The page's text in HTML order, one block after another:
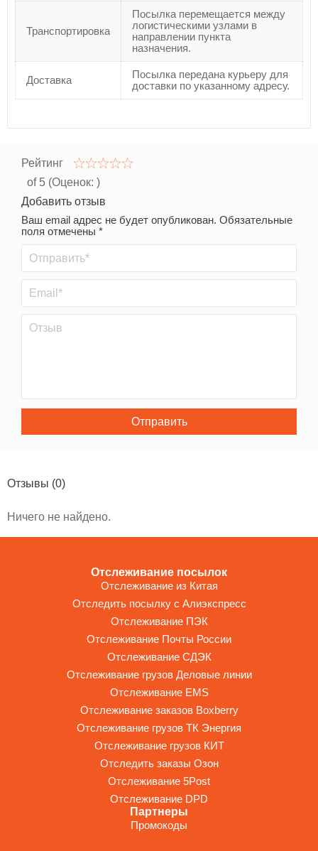
Транспортировка
Посылка перемещается между
логистическими узлами в
направлении пункта
назначения.
Доставка
Посылка передана курьеру для
доставки по указанному адресу.
Рейтинг
of 5 (Оценок: )
Добавить отзыв
Ваш email адрес не будет опубликован. Обязательные
поля отмечены *
Отправить
Отзывы (0)
Ничего не найдено.
Отслеживание посылок
Отслеживание из Китая
Отследить посылку с Алиэкспресс
Отслеживание ПЭК
Отслеживание Почты России
Отслеживание СДЭК
Отслеживание грузов Деловые линии
Отслеживание EMS
Отслеживание заказов Boxberry
Отслеживание грузов ТК Энергия
Отслеживание грузов КИТ
Отследить заказы Озон
Отслеживание 5Post
Отслеживание DPD
Партнеры
Промокоды